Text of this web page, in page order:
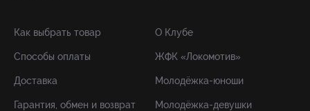
Как выбрать товар
Способы оплаты
Доставка
Гарантия, обмен и возврат
О Клубе
ЖФК «Локомотив»
Молодёжка-юноши
Молодёжка-девушки